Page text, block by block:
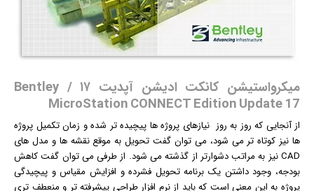
میکرواستیشن کانکت ادیشن آپدیت ۱۷ / Bentley
MicroStation CONNECT Edition Update 17
از آنجایی که روز به روز نیازهای پروژه ها پیچیده تر شده و زمان تکمیل پروژه
ها نیز کوتاه تر می شود، می توان گفت تحویل به موقع نقشه ها و مدل های
CAD نیز به مراتب دشوارتر از گذشته می شود. از طرفی می توان گفت کاهش
بودجه، وجود داشتن یک برنامه تحویل فشرده و افزایش مقیاس و پیچیدگی
پروژه به این معنی است که باید ازنرم افزار طراحی پیشرفته تر و منعطف تری